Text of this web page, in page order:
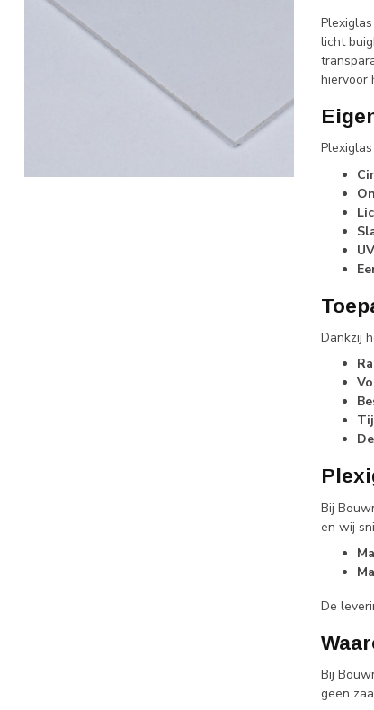
licht
hiervoor
Dankzij
Bij
en wij
De
Bij
geen